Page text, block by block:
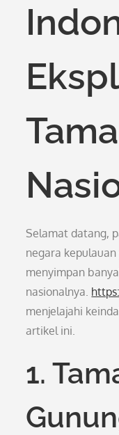
Selamat datang,
negara
menyimpan
nasionalnya.
menjelajahi
artikel ini.
1.